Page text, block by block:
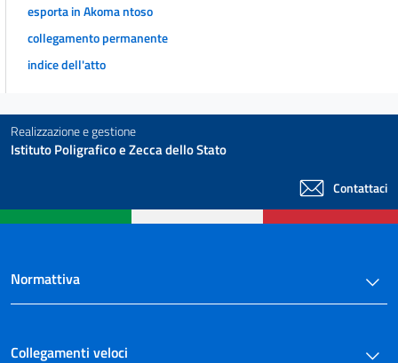
esporta in Akoma ntoso
collegamento permanente
indice dell'atto
Realizzazione e gestione
Istituto Poligrafico e Zecca dello Stato
Contattaci
Normattiva
Collegamenti veloci